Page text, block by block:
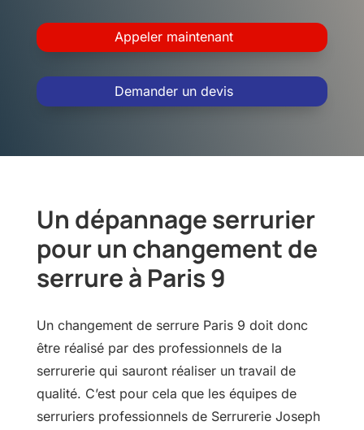
Appeler maintenant
Demander un devis
Un dépannage serrurier
pour un changement de
serrure à Paris 9
Un changement de serrure Paris 9 doit donc
être réalisé par des professionnels de la
serrurerie qui sauront réaliser un travail de
qualité. C’est pour cela que les équipes de
serruriers professionnels de Serrurerie Joseph